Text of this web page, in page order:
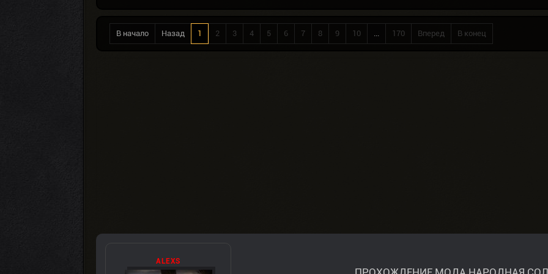
В начало Назад 1 2 3 4 5 6 7 8 9 10 ... 170 Вперед В конец
ALEXS